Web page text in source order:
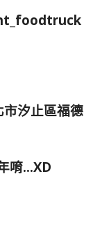
汐止區福德
唷…XD